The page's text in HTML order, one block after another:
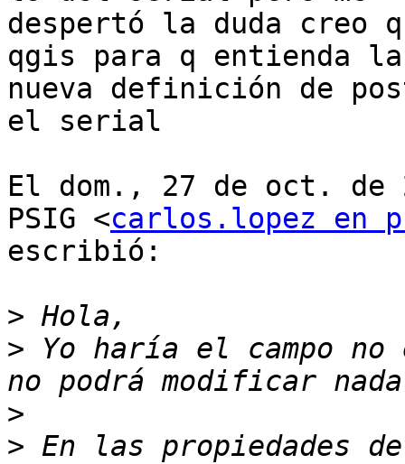
despertó la duda creo
qgis para q entienda la
nueva definición de
el serial
El dom., 27 de oct. de
PSIG <carlos.lopez en
escribió:
>
> Yo haría el campo
>
> En las propiedades